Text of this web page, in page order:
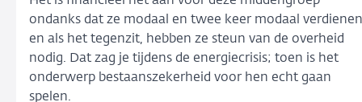
ondanks dat ze modaal en twee keer modaal verdienen
en als het tegenzit, hebben ze steun van de overheid
nodig. Dat zag je tijdens de energiecrisis; toen is het
onderwerp bestaanszekerheid voor hen echt gaan
spelen.